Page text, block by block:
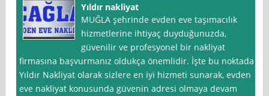
Yıldır nakliyat
MUĞLA şehrinde evden eve taşımacılık
hizmetlerine ihtiyaç duyduğunuzda,
güvenilir ve profesyonel bir nakliyat
firmasına başvurmanız oldukça önemlidir. İşte bu noktada
Yıldır Nakliyat olarak sizlere en iyi hizmeti sunarak, evden
eve nakliyat konusunda güvenin adresi olmaya devam